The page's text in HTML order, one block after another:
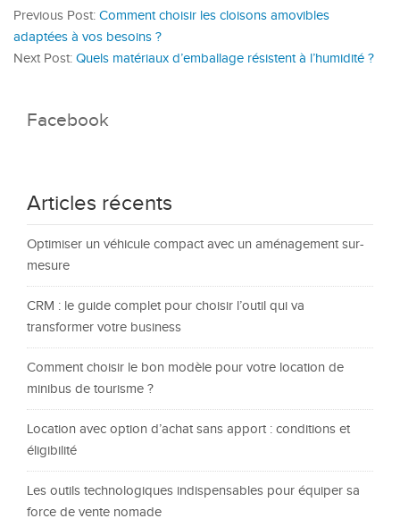
Previous Post: Comment choisir les cloisons amovibles
adaptées à vos besoins ?
Next Post: Quels matériaux d’emballage résistent à l’humidité ?
Facebook
Articles récents
Optimiser un véhicule compact avec un aménagement sur-
mesure
CRM : le guide complet pour choisir l’outil qui va
transformer votre business
Comment choisir le bon modèle pour votre location de
minibus de tourisme ?
Location avec option d’achat sans apport : conditions et
éligibilité
Les outils technologiques indispensables pour équiper sa
force de vente nomade